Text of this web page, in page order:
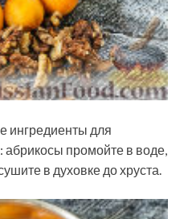
ингредиенты для
промойте в воде,
в духовке до хруста.